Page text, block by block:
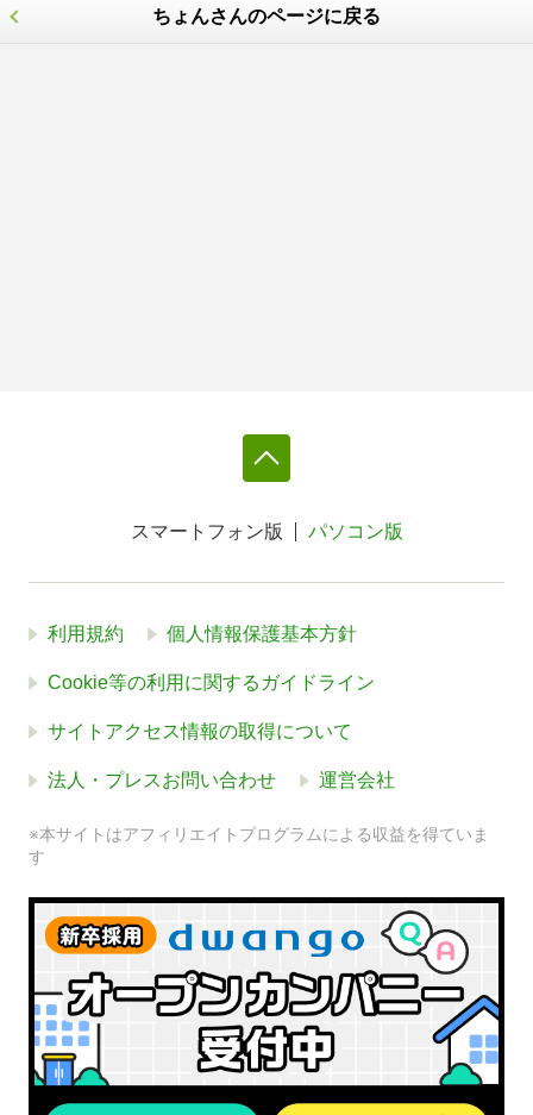
ちょんさんのページに戻る
スマートフォン版 パソコン版
利用規約 個人情報保護基本方針
Cookie等の利用に関するガイドライン
サイトアクセス情報の取得について
法人・プレスお問い合わせ 運営会社
※本サイトはアフィリエイトプログラムによる収益を得ていま
す